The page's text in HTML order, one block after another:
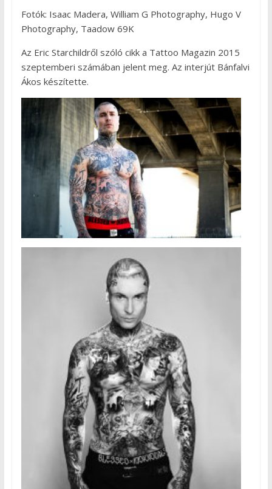
Fotók: Isaac Madera, William G Photography, Hugo V
Photography, Taadow 69K
Az Eric Starchildről szóló cikk a Tattoo Magazin 2015
szeptemberi számában jelent meg. Az interjút Bánfalvi
Ákos készítette.